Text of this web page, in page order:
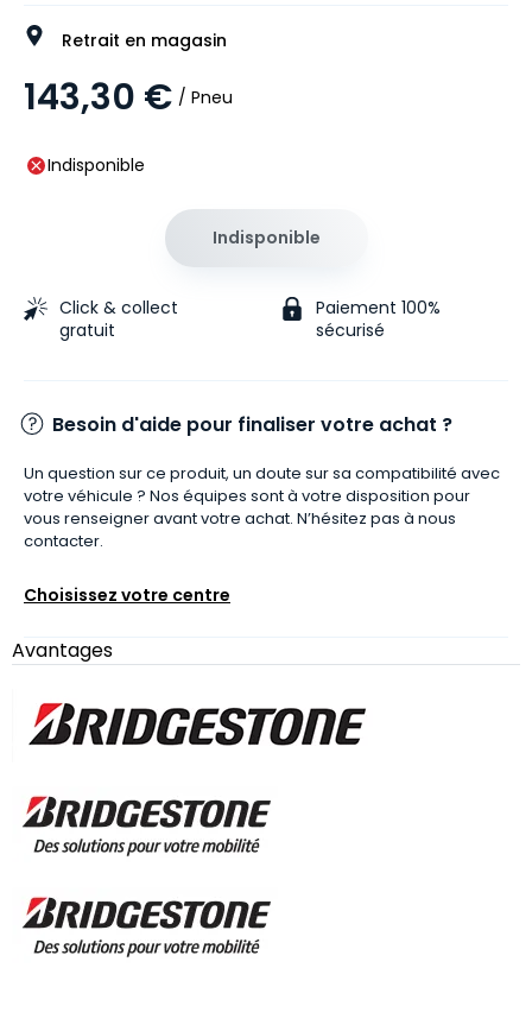
Retrait en magasin
143,30 € / Pneu
Indisponible
Indisponible
Click & collect
gratuit
Paiement 100%
sécurisé
Besoin d'aide pour finaliser votre achat ?
Un question sur ce produit, un doute sur sa compatibilité avec
votre véhicule ? Nos équipes sont à votre disposition pour
vous renseigner avant votre achat. N’hésitez pas à nous
contacter.
Choisissez votre centre
Avantages